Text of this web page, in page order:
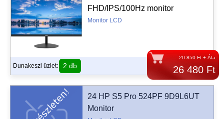
20 850 Ft + Áfa
26 480 Ft
FHD/IPS/100Hz monitor
Monitor LCD
Dunakeszi üzlet: 2 db
24 HP S5 Pro 524PF 9D9L6UT
Monitor